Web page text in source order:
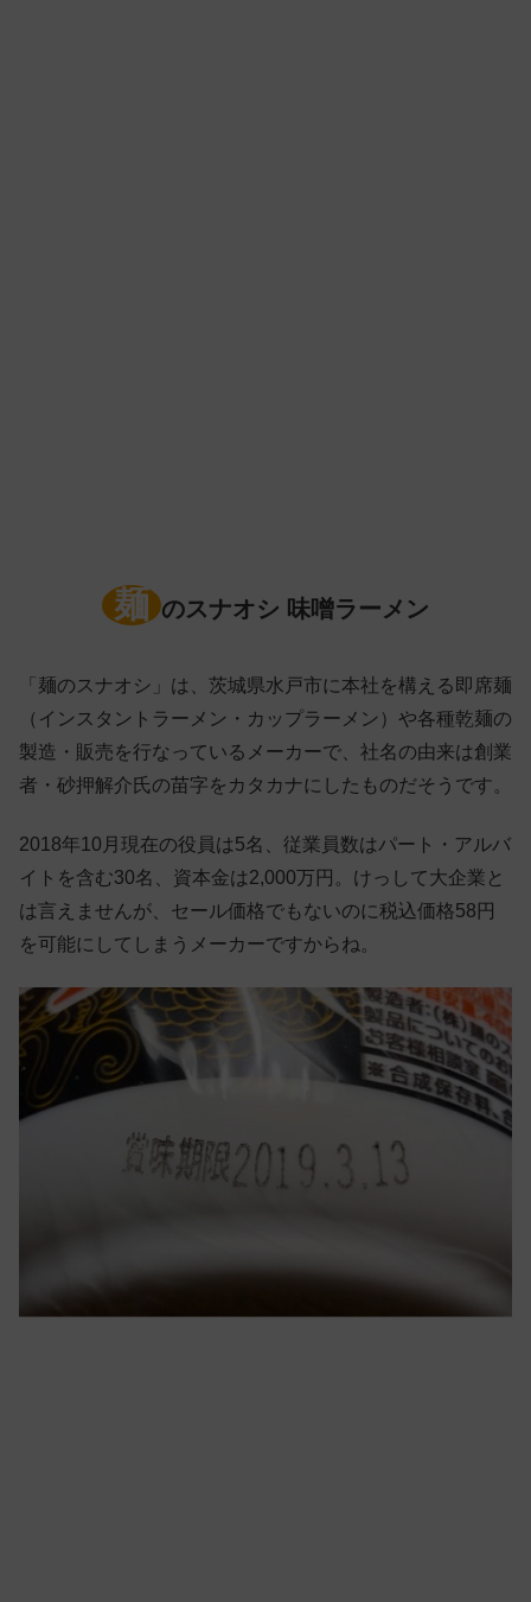
麺 のスナオシ 味噌ラーメン
「麺のスナオシ」は、茨城県水戸市に本社を構える即席麺
（インスタントラーメン・カップラーメン）や各種乾麺の
製造・販売を行なっているメーカーで、社名の由来は創業
者・砂押解介氏の苗字をカタカナにしたものだそうです。
2018年10月現在の役員は5名、従業員数はパート・アルバ
イトを含む30名、資本金は2,000万円。けっして大企業と
は言えませんが、セール価格でもないのに税込価格58円
を可能にしてしまうメーカーですからね。